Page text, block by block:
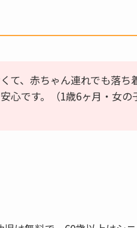
て、赤ちゃん連れでも落ち
心です。（1歳6ヶ月・女の